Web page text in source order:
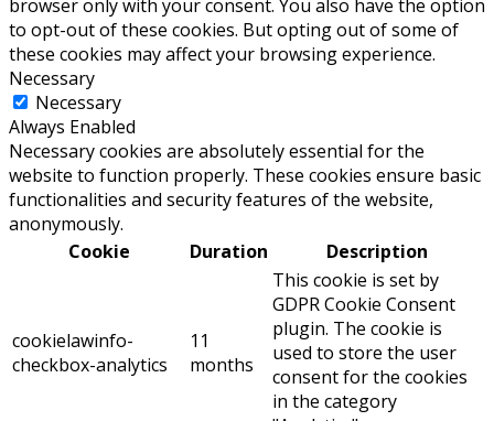
browser only with your consent. You also have the option
to opt-out of these cookies. But opting out of some of
these cookies may affect your browsing experience.
Necessary
Necessary
Always Enabled
Necessary cookies are absolutely essential for the
website to function properly. These cookies ensure basic
functionalities and security features of the website,
anonymously.
Cookie
Duration Description
cookielawinfo-
checkbox-analytics
11
months
This cookie is set by
GDPR Cookie Consent
plugin. The cookie is
used to store the user
consent for the cookies
in the category